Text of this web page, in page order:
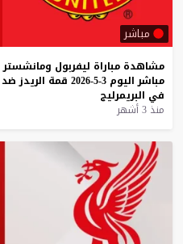
مباشر
مشاهدة مباراة ليفربول ومانشستر
مباشر اليوم 3-5-2026 قمة الريدز ضد
في البريمرليج
منذ 3 أشهر